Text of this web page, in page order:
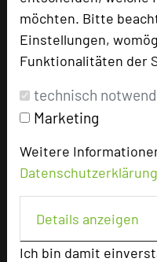
möchten. Bitte
Einstellungen,
Funktionalitäten der
technisch
Marketing
Weitere
Datenschutzerklärung
Details anzeigen
Ich bin damit
Max. Tagungskapazität
Reihenbestuhlung
Tagungsräume
Zimmer
Juniorsuiten